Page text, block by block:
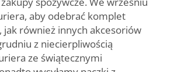
aby odebrać komplet
jak również innych akcesoriów
z niecierpliwością
ze świątecznymi